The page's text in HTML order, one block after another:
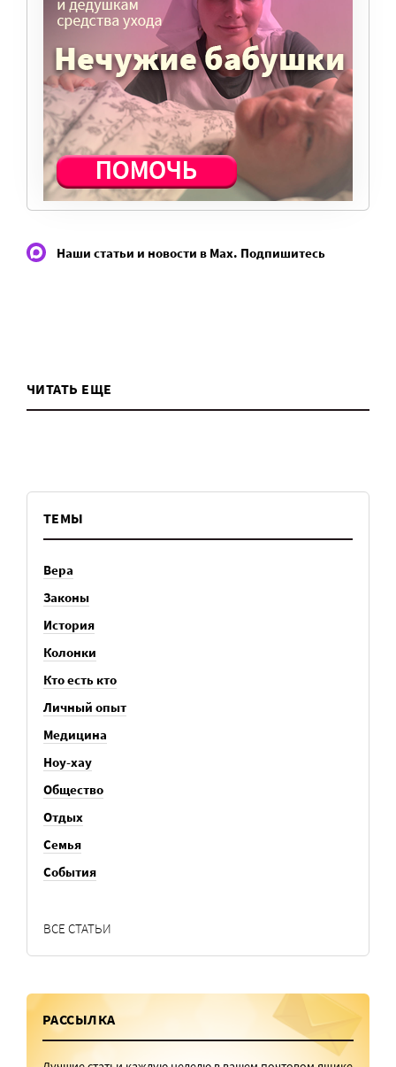
Милосердие.ru работает благодаря
добровольным пожертвованиям наших
читателей. На командировки, съемки,
зарплаты редакторов, журналистов и
техническую поддержку сайта нужны
средства.
ПОМОЧЬ ПОРТАЛУ
Наши статьи и новости в Max. Подпишитесь
ЧИТАТЬ ЕЩЕ
ТЕМЫ
Вера
Законы
История
Колонки
Кто есть кто
Личный опыт
Медицина
Ноу-хау
Общество
Отдых
Семья
События
ВСЕ СТАТЬИ
РАССЫЛКА